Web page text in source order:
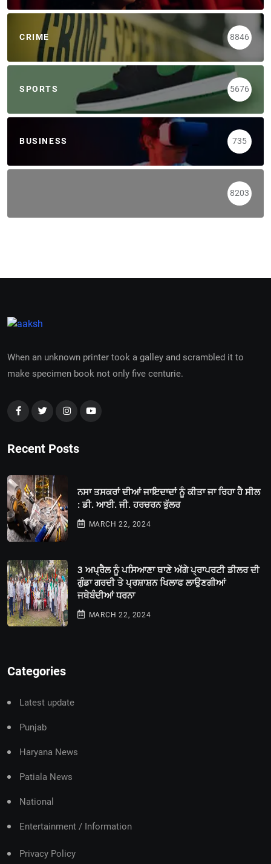
CRIME 8846
SPORTS 5676
BUSINESS 735
8203
When an unknown printer took a galley and scrambled it to
make specimen book not only five centurie.
Recent Posts
ਨਸਾ ਤਸਕਰਾਂ ਦੀਆਂ ਜਾਇਦਾਦਾਂ ਨੂੰ ਕੀਤਾ ਜਾ ਰਿਹਾ ਹੈ ਸੀਲ
: ਡੀ. ਆਈ. ਜੀ. ਹਰਚਰਨ ਭੁੱਲਰ
MARCH 22, 2024
3 ਅਪ੍ਰੈਲ ਨੂੰ ਪਸਿਆਣਾ ਥਾਣੇ ਅੱਗੇ ਪ੍ਰਾਪਰਟੀ ਡੀਲਰ ਦੀ
ਗੁੰਡਾ ਗਰਦੀ ਤੇ ਪ੍ਰਸ਼ਾਸ਼ਨ ਖਿਲਾਫ ਲਾਉਣਗੀਆਂ
ਜਥੇਬੰਦੀਆਂ ਧਰਨਾ
MARCH 22, 2024
Categories
Latest update
Punjab
Haryana News
Patiala News
National
Entertainment / Information
Privacy Policy